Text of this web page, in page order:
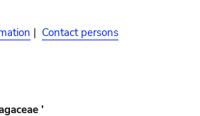
| Contact persons
'